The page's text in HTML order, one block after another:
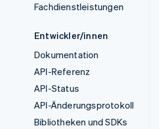
Fachdienstleistungen
Entwickler/innen
Dokumentation
API-Referenz
API-Status
API-Änderungsprotokoll
Bibliotheken und SDKs